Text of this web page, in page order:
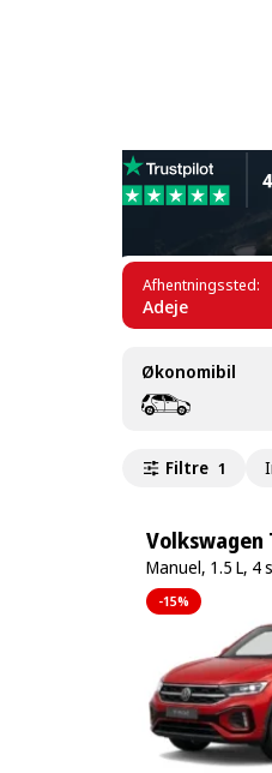
Afhentningssted:
Adeje
Økonomibil
Filtre 1
Volkswagen
Manuel, 1.5 L, 4
-15%